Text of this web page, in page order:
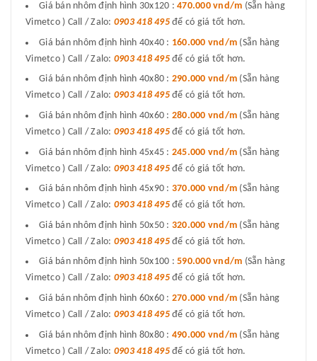
Giá bán nhôm định hình 30x120 : 470.000 vnd/m (Sẵn hàng
Vimetco ) Call / Zalo: 0903 418 495để có giá tốt hơn.
Giá bán nhôm định hình 40x40 : 160.000 vnd/m (Sẵn hàng
Vimetco ) Call / Zalo: 0903 418 495để có giá tốt hơn.
Giá bán nhôm định hình 40x80 : 290.000 vnd/m (Sẵn hàng
Vimetco ) Call / Zalo: 0903 418 495để có giá tốt hơn.
Giá bán nhôm định hình 40x60 : 280.000 vnd/m (Sẵn hàng
Vimetco ) Call / Zalo: 0903 418 495để có giá tốt hơn.
Giá bán nhôm định hình 45x45 : 245.000 vnd/m (Sẵn hàng
Vimetco ) Call / Zalo: 0903 418 495 để có giá tốt hơn.
Giá bán nhôm định hình 45x90 : 370.000 vnd/m (Sẵn hàng
Vimetco ) Call / Zalo: 0903 418 495để có giá tốt hơn.
Giá bán nhôm định hình 50x50 : 320.000 vnd/m (Sẵn hàng
Vimetco ) Call / Zalo: 0903 418 495để có giá tốt hơn.
Giá bán nhôm định hình 50x100 : 590.000 vnd/m (Sẵn hàng
Vimetco ) Call / Zalo: 0903 418 495để có giá tốt hơn.
Giá bán nhôm định hình 60x60 : 270.000 vnd/m (Sẵn hàng
Vimetco ) Call / Zalo: 0903 418 495để có giá tốt hơn.
Giá bán nhôm định hình 80x80 : 490.000 vnd/m (Sẵn hàng
Vimetco ) Call / Zalo: 0903 418 495để có giá tốt hơn.